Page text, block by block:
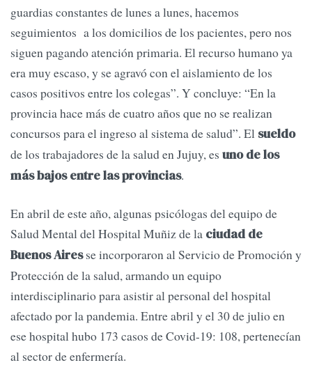
guardias constantes de lunes a lunes, hacemos
seguimientos a los domicilios de los pacientes, pero nos
siguen pagando atención primaria. El recurso humano ya
era muy escaso, y se agravó con el aislamiento de los
casos positivos entre los colegas”. Y concluye: “En la
provincia hace más de cuatro años que no se realizan
concursos para el ingreso al sistema de salud”. El sueldo
de los trabajadores de la salud en Jujuy, es uno de los
más bajos entre las provincias.
En abril de este año, algunas psicólogas del equipo de
Salud Mental del Hospital Muñiz de la ciudad de
Buenos Airesse incorporaron al Servicio de Promoción y
Protección de la salud, armando un equipo
interdisciplinario para asistir al personal del hospital
afectado por la pandemia. Entre abril y el 30 de julio en
ese hospital hubo 173 casos de Covid-19: 108, pertenecían
al sector de enfermería.